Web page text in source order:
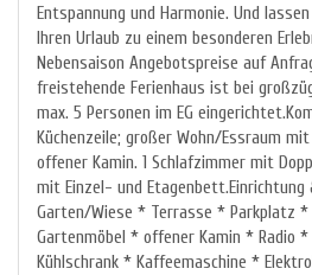
Entspannung und Harmonie. Und
Ihren Urlaub zu einem besonderen
Nebensaison Angebotspreise auf
freistehende Ferienhaus ist bei
max. 5 Personen im EG
Küchenzeile; großer Wohn/Essraum
offener Kamin. 1 Schlafzimmer mit
mit Einzel- und
Garten/Wiese * Terrasse * Parkplatz
Gartenmöbel * offener Kamin * Radio
Kühlschrank * Kaffeemaschine *